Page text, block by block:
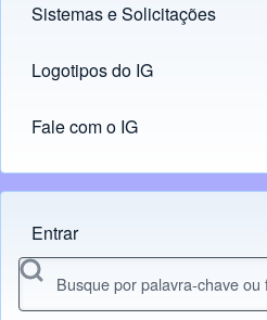
Sistemas e Solicitações
(opens in new tab)
Logotipos do IG
(opens in new tab)
Fale com o IG
Menu do usuário
Entrar
Search